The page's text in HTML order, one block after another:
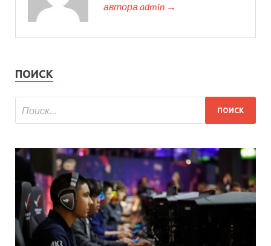
автора admin →
ПОИСК